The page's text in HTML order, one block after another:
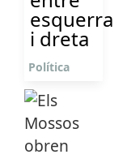
esquerra
i dreta
Política